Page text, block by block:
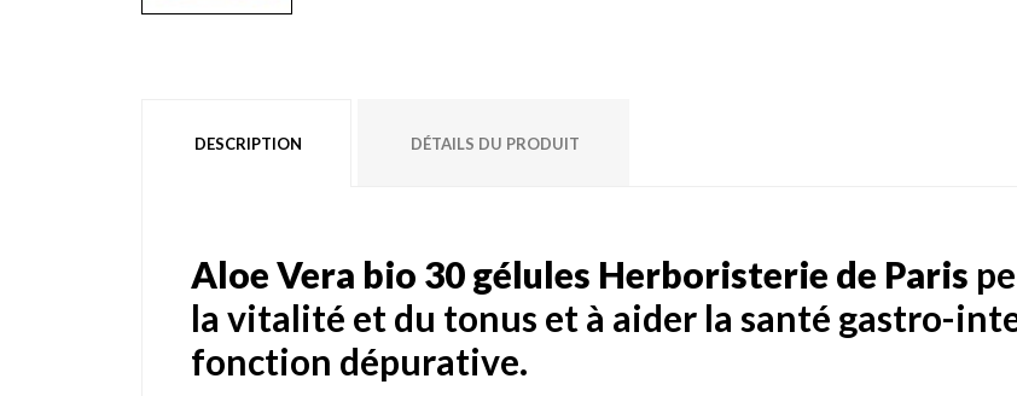
DESCRIPTION DÉTAILS DU PRODUIT
Aloe Vera bio 30 gélules Herboristerie de Paris
la vitalité et du tonus et à aider la santé gastro-
fonction dépurative.